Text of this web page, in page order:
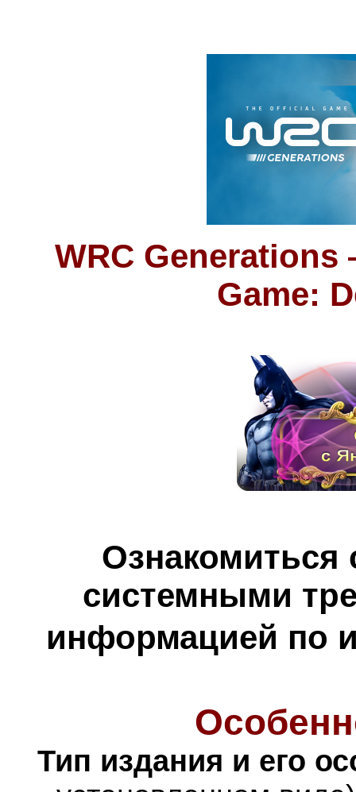
WRC
Game:
Ознакомиться
системными
информацией по
Тип издания и его